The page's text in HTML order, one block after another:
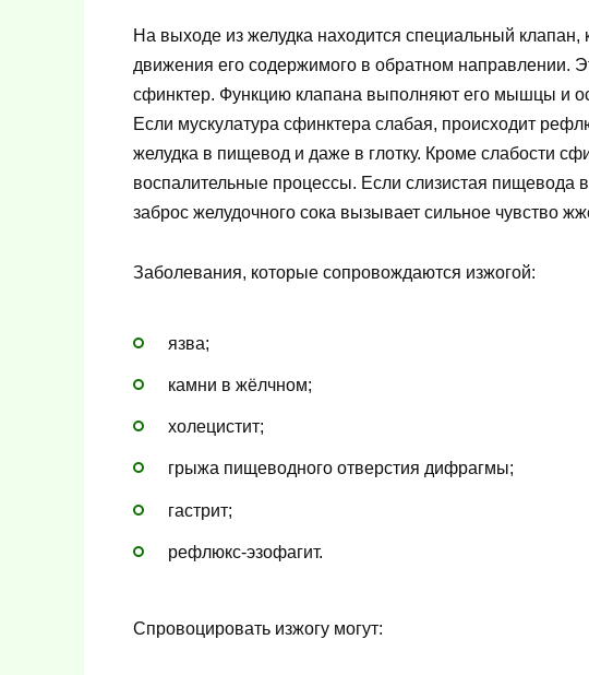
На выходе из желудка находится специальный клапан,
движения его содержимого в обратном направлении.
сфинктер. Функцию клапана выполняют его мышцы и
Если мускулатура сфинктера слабая, происходит
желудка в пищевод и даже в глотку. Кроме слабости
воспалительные процессы. Если слизистая пищевода
заброс желудочного сока вызывает сильное чувство
Заболевания, которые сопровождаются изжогой:
язва;
камни в жёлчном;
холецистит;
грыжа пищеводного отверстия дифрагмы;
гастрит;
рефлюкс-эзофагит.
Спровоцировать изжогу могут: